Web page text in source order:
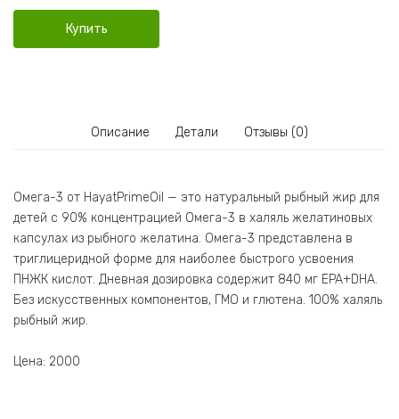
Купить
Описание Детали Отзывы (0)
Омега-3 от HayatPrimeOil — это натуральный рыбный жир для
детей с 90% концентрацией Омега-3 в халяль желатиновых
капсулах из рыбного желатина. Омега-3 представлена в
триглицеридной форме для наиболее быстрого усвоения
ПНЖК кислот. Дневная дозировка содержит 840 мг EPA+DHA.
Без искусственных компонентов, ГМО и глютена. 100% халяль
рыбный жир.
Цена: 2000